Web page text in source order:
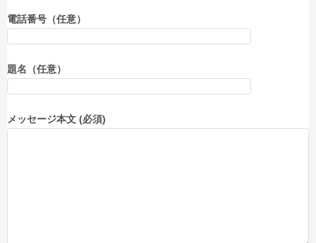
電話番号（任意）
題名（任意）
メッセージ本文 (必須)